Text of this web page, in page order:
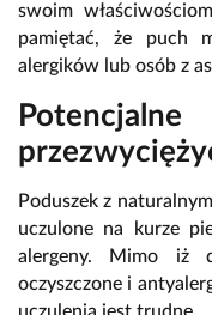
swoim
pamiętać, że puch
alergików lub osób z
Poduszek z
uczulone na kurze
alergeny. Mimo iż
oczyszczone i